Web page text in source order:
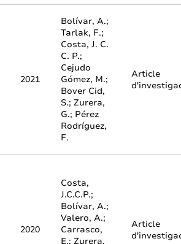
2021
Bolívar, A.;
Tarlak, F.;
Costa, J. C.
C. P.;
Cejudo
Gómez, M.;
Bover Cid,
S.; Zurera,
G.; Pérez
Rodríguez,
F.
Article
2020
Costa,
J.C.C.P.;
Bolívar, A.;
Valero, A.;
Carrasco,
E.; Zurera,
Article